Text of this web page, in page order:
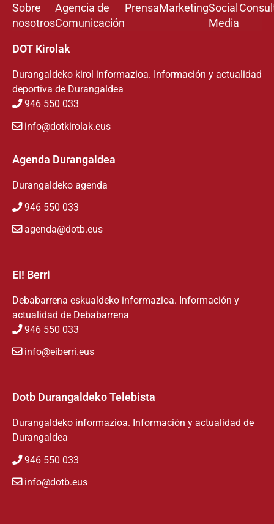
Sobre
nosotros
Agencia de
Comunicación
PrensaMarketingSocial
Media
DOT Kirolak
Durangaldeko kirol informazioa. Información y actualidad
deportiva de Durangaldea
946 550 033
info@dotkirolak.eus
Agenda Durangaldea
Durangaldeko agenda
946 550 033
agenda@dotb.eus
EI! Berri
Debabarrena eskualdeko informazioa. Información y
actualidad de Debabarrena
946 550 033
info@eiberri.eus
Dotb Durangaldeko Telebista
Durangaldeko informazioa. Información y actualidad de
Durangaldea
946 550 033
info@dotb.eus